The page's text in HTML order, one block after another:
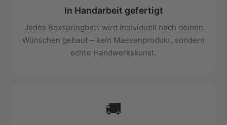
In Handarbeit gefertigt
Jedes Boxspringbett wird individuell nach deinen
Wünschen gebaut – kein Massenprodukt, sondern
echte Handwerkskunst.
🚚